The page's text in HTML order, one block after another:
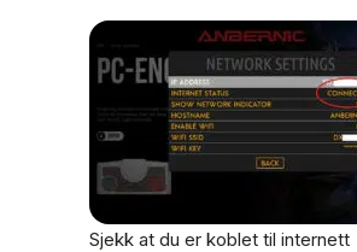
Sjekk at du er koblet til internett